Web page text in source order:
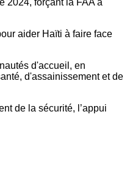
2024, forçant la FAA à
aider Haïti à faire face
d'accueil, en
d'assainissement et de
de la sécurité, l’appui